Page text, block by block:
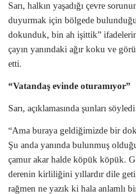
Sarı, halkın yaşadığı çevre
duyurmak için bölgede
dokunduk, bin ah işittik”
çayın yanındaki ağır koku ve
etti.
“Vatandaş evinde oturamıyor”
Sarı, açıklamasında şunları
“Ama buraya geldiğimizde bir
Şu anda yanında bulunmuş
çamur akar halde köpük köpük.
derenin kirliliğini yıllardır dile
rağmen ne yazık ki hala anlamlı